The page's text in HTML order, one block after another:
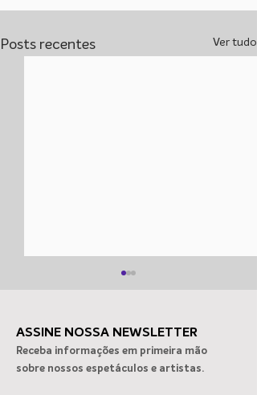
Posts recentes Ver tudo
ASSINE NOSSA NEWSLETTER
Receba informações em primeira mão
sobre nossos espetáculos e artistas.